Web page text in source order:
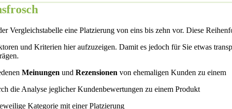
Vergleichstabelle eine Platzierung von eins bis zehn vor. Diese
und Kriterien hier aufzuzeigen. Damit es jedoch für Sie etwas
Meinungen und Rezensionen von ehemaligen Kunden zu einem
die Analyse jeglicher Kundenbewertungen zu einem Produkt
Kategorie mit einer Platzierung